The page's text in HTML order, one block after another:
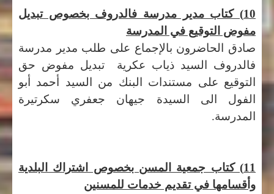
10) كتاب مدير مدرسة فالدروف بخصوص تبديل
مفوض التوقيع في المدرسة
صادق الحاضرون بالإجماع على طلب مدير مدرسة
فالدروف السيد ذياب عكرية تبديل مفوض حق
التوقيع على مستندات البنك من السيد أحمد أبو
الفول الى السيدة جيهان جعفري سكرتيرة
المدرسة.
11) كتاب جمعية المسن بخصوص اشتراك البلدية
وأقسامها في تقديم خدمات للمسنين